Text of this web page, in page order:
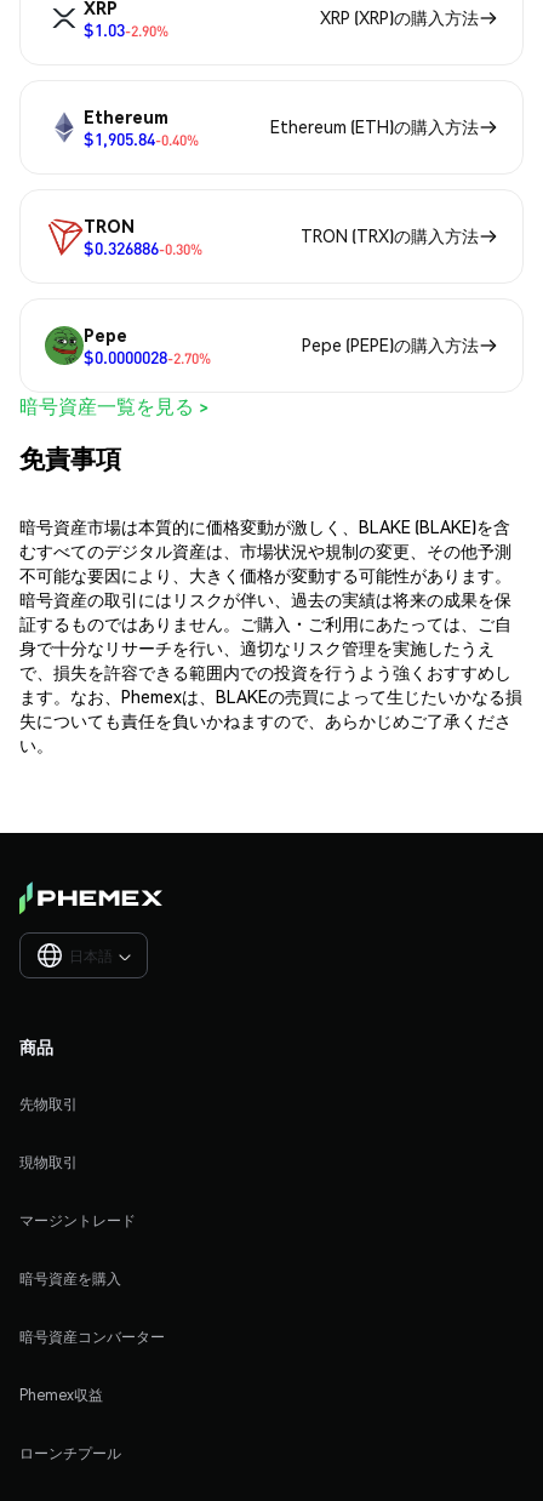
XRP
$1.03-2.90%
XRP (XRP)の購入方法
Ethereum
$1,905.84-0.40%
Ethereum (ETH)の購入方法
TRON
$0.326886-0.30%
TRON (TRX)の購入方法
Pepe
$0.0000028-2.70%
Pepe (PEPE)の購入方法
暗号資産一覧を見る >
免責事項
暗号資産市場は本質的に価格変動が激しく、BLAKE (BLAKE)を含
むすべてのデジタル資産は、市場状況や規制の変更、その他予測
不可能な要因により、大きく価格が変動する可能性があります。
暗号資産の取引にはリスクが伴い、過去の実績は将来の成果を保
証するものではありません。ご購入・ご利用にあたっては、ご自
身で十分なリサーチを行い、適切なリスク管理を実施したうえ
で、損失を許容できる範囲内での投資を行うよう強くおすすめし
ます。なお、Phemexは、BLAKEの売買によって生じたいかなる損
失についても責任を負いかねますので、あらかじめご了承くださ
い。
日本語 
商品
先物取引
現物取引
マージントレード
暗号資産を購入
暗号資産コンバーター
Phemex収益
ローンチプール